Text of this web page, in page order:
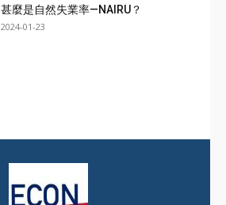
甚麼是自然失業率—NAIRU？
2024-01-23